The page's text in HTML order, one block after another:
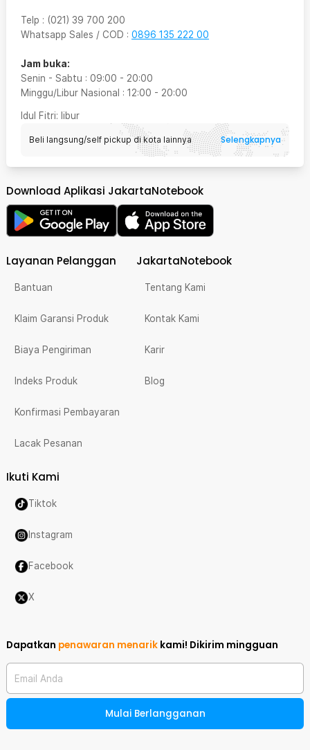
Telp : (021) 39 700 200
Whatsapp Sales / COD : 0896 135 222 00
Jam buka:
Senin - Sabtu : 09:00 - 20:00
Minggu/Libur Nasional : 12:00 - 20:00
Idul Fitri: libur
Beli langsung/self pickup di kota lainnya Selengkapnya
Download Aplikasi JakartaNotebook
Layanan Pelanggan
Bantuan
Klaim Garansi Produk
Biaya Pengiriman
Indeks Produk
Konfirmasi Pembayaran
Lacak Pesanan
JakartaNotebook
Tentang Kami
Kontak Kami
Karir
Blog
Ikuti Kami
Tiktok
Instagram
Facebook
X
Dapatkan penawaran menarik kami! Dikirim mingguan
Email Anda
Mulai Berlangganan